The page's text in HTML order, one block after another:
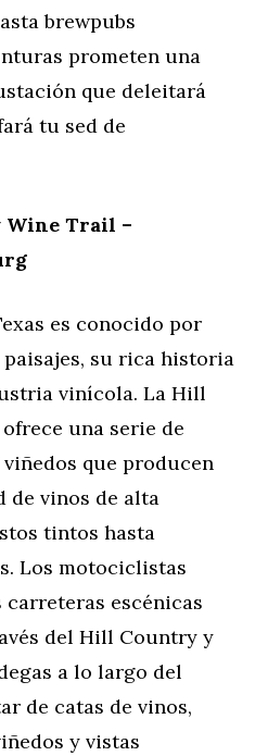
brewpubs
prometen una
que deleitará
tu sed de
Trail –
es conocido por
su rica historia
vinícola. La Hill
una serie de
que producen
de vinos de alta
tintos hasta
Los motociclistas
escénicas
del Hill Country y
a lo largo del
de catas de vinos,
y vistas